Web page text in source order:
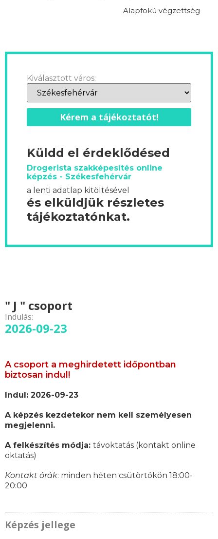
Alapfokú végzettség
Kiválasztott város:
Kérem a tájékoztatót!
Küldd el érdeklődésed
Drogerista szakképesítés online
képzés - Székesfehérvár
a lenti adatlap kitöltésével
és elküldjük részletes
tájékoztatónkat.
" J " csoport
Indulás:
2026-09-23
A csoport a meghirdetett időpontban
biztosan indul!
Indul: 2026-09-23
A képzés kezdetekor nem kell személyesen
megjelenni.
A felkészítés módja: távoktatás (kontakt online
oktatás)
Kontakt órák: minden héten csütörtökön 18:00-
20:00
Képzés jellege